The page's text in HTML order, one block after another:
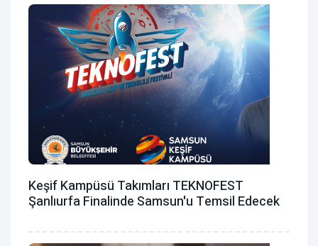
Keşif Kampüsü Takımları TEKNOFEST
Şanlıurfa Finalinde Samsun'u Temsil Edecek